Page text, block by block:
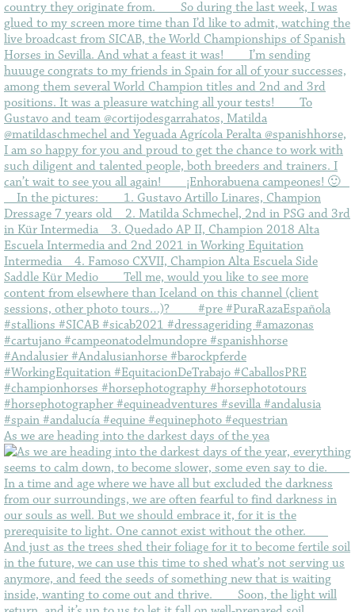
As we are heading into the darkest days of the yea